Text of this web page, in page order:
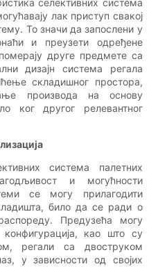
селективних система
лак приступ свакој
То значи да запослени у
и преузети одређене
друге предмете са
дизајн система регала
складишног простора,
производа на основу
ког другог релевантног
система палетних
и могућности
се могу прилагодити
било да се ради о
Предузећа могу
као што су
регали са двоструком
у зависности од својих